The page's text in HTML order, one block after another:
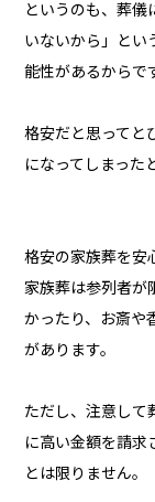
というのも、葬儀
いないから」とい
能性があるからで
格安だと思ってと
になってしまった
格安の家族葬を安
家族葬は参列者が
かったり、お斎や
があります。
ただし、注意して
に高い金額を請求
とは限りません。